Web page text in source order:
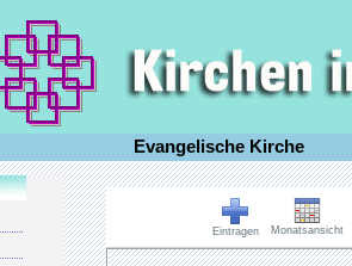
Evangelische Kirche
Eintragen Monatsansicht